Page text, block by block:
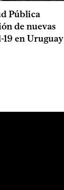
Pública
de nuevas
en Uruguay